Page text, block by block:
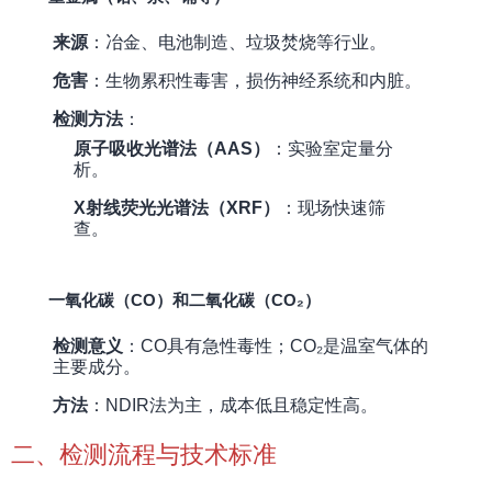
来源 ：冶金、电池制造、垃圾焚烧等行业。
危害 ：生物累积性毒害，损伤神经系统和内脏。
检测方法：
原子吸收光谱法（AAS）
：实验室定量分
析。
X射线荧光光谱法（XRF）
：现场快速筛
查。
一氧化碳（CO）和二氧化碳（CO₂）
检测意义 ：CO具有急性毒性；CO₂是温室气体的
主要成分。
方法：NDIR法为主，成本低且稳定性高。
二、检测流程与技术标准